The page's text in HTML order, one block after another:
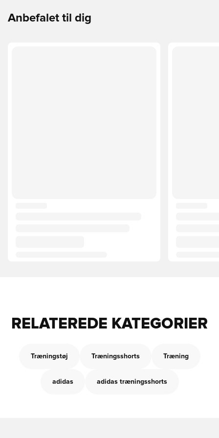
Anbefalet til dig
RELATEREDE KATEGORIER
Træningstøj Træningsshorts Træning
adidas adidas træningsshorts